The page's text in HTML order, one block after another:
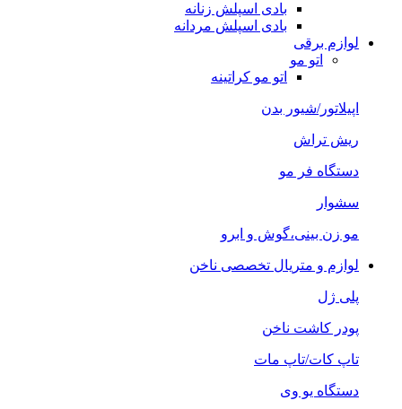
بادی اسپلش زنانه
بادی اسپلش مردانه
لوازم برقی
اتو مو
اتو مو کراتینه
اپیلاتور/شیور بدن
ریش تراش
دستگاه فر مو
سشوار
مو زن بینی،گوش و ابرو
لوازم و متریال تخصصی ناخن
پلی ژل
پودر کاشت ناخن
تاپ کات/تاپ مات
دستگاه یو وی